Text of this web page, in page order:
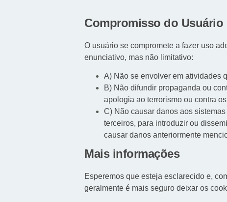
Compromisso do Usuário
O usuário se compromete a fazer uso
enunciativo, mas não limitativo:
A) Não se envolver em atividades
B) Não difundir propaganda ou
apologia ao terrorismo ou contra
C) Não causar danos aos
terceiros, para introduzir ou
causar danos anteriormente
Mais informações
Esperemos que esteja esclarecido e,
geralmente é mais seguro deixar os